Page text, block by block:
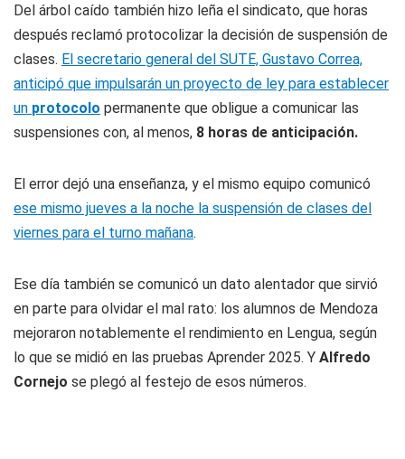
Del árbol caído también hizo leña el sindicato, que horas
después reclamó protocolizar la decisión de suspensión de
clases. El secretario general del SUTE, Gustavo Correa,
anticipó que impulsarán un proyecto de ley para establecer
un protocolo permanente que obligue a comunicar las
suspensiones con, al menos, 8 horas de anticipación.
El error dejó una enseñanza, y el mismo equipo comunicó
ese mismo jueves a la noche la suspensión de clases del
viernes para el turno mañana.
Ese día también se comunicó un dato alentador que sirvió
en parte para olvidar el mal rato: los alumnos de Mendoza
mejoraron notablemente el rendimiento en Lengua, según
lo que se midió en las pruebas Aprender 2025. Y Alfredo
Cornejo se plegó al festejo de esos números.